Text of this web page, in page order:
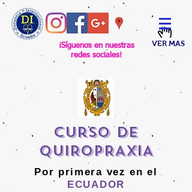
¡Síguenos en nuestras
redes sociales!
VER MAS
Curso de
QUIROPRAXIA
Por primera vez en el
ECUADOR